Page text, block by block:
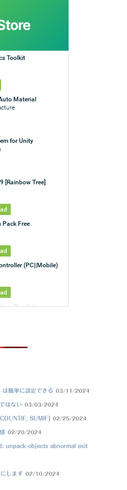
簡単に設定できる 03/11/2024
はない 03/03/2024
SUMIF] 02/25/2024
02/20/2024
unpack-objects abnormal exit
します 02/10/2024